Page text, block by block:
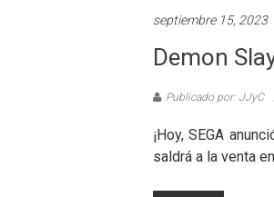
septiembre 15, 2023
Demon
Publicado por: JJyC
¡Hoy, SEGA
saldrá a la venta